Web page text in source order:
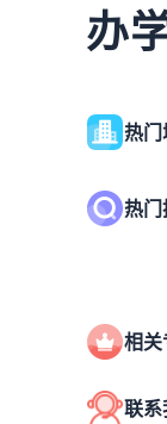
办
热
热
相
联